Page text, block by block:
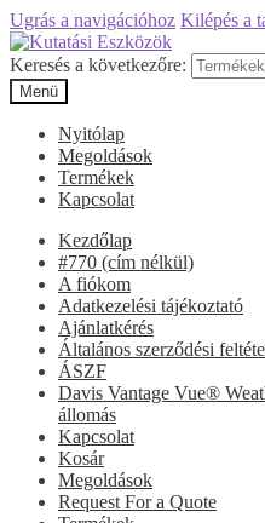
Ugrás a navigációhoz Kilépés a
Keresés a következőre:
Menü
Nyitólap
Megoldások
Termékek
Kapcsolat
Kezdőlap
#770 (cím nélkül)
A fiókom
Adatkezelési tájékoztató
Ajánlatkérés
Általános szerződési
ÁSZF
Davis Vantage Vue®
állomás
Kapcsolat
Kosár
Megoldások
Request For a Quote